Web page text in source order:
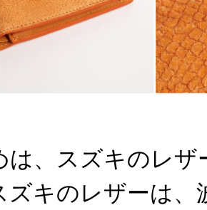
は、スズキのレザ
ズキのレザーは、